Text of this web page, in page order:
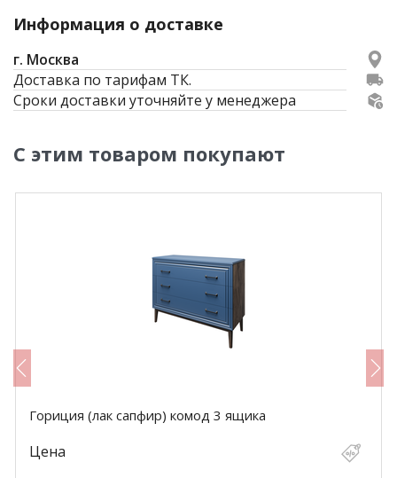
Информация о доставке
г. Москва
Доставка по тарифам ТК.
Сроки доставки уточняйте у менеджера
С этим товаром покупают
Гориция (лак сапфир) комод 3 ящика
Цена